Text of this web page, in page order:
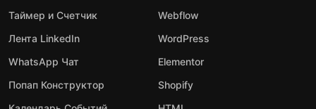
Таймер и Счетчик
Лента LinkedIn
WhatsApp Чат
Попап Конструктор
Webflow
WordPress
Elementor
Shopify